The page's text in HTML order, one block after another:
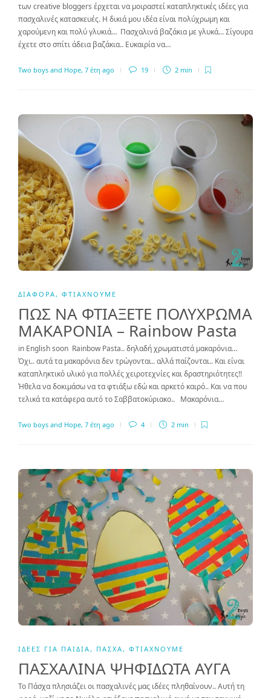
των creative bloggers έρχεται να μοιραστεί καταπληκτικές ιδέες για
πασχαλινές κατασκευές. Η δικιά μου ιδέα είναι πολύχρωμη και
χαρούμενη και πολύ γλυκιά… Πασχαλινά βαζάκια με γλυκά… Σίγουρα
έχετε στο σπίτι άδεια βαζάκια.. Ευκαιρία να…
Two boys and Hope, 7 έτη ago 19 2 min
ΔΙΆΦΟΡΑ, ΦΤΙΆΧΝΟΥΜΕ
ΠΩΣ ΝΑ ΦΤΙΑΞΕΤΕ ΠΟΛΥΧΡΩΜΑ
ΜΑΚΑΡΟΝΙΑ – Rainbow Pasta
in English soon Rainbow Pasta.. δηλαδή χρωματιστά μακαρόνια…
Όχι.. αυτά τα μακαρόνια δεν τρώγονται.. αλλά παίζονται.. Και είναι
καταπληκτικό υλικό για πολλές χειροτεχνίες και δραστηριότητες!!
Ήθελα να δοκιμάσω να τα φτιάξω εδώ και αρκετό καιρό.. Και να που
τελικά τα κατάφερα αυτό το Σαββατοκύριακο.. Μακαρόνια…
Two boys and Hope, 7 έτη ago 4 2 min
ΙΔΈΕΣ ΓΙΑ ΠΑΙΔΙΆ , ΠΆΣΧΑ , ΦΤΙΆΧΝΟΥΜΕ
ΠΑΣΧΑΛΙΝΑ ΨΗΦΙΔΩΤΑ ΑΥΓΑ
Το Πάσχα πλησιάζει οι πασχαλινές μας ιδέες πληθαίνουν.. Αυτή τη